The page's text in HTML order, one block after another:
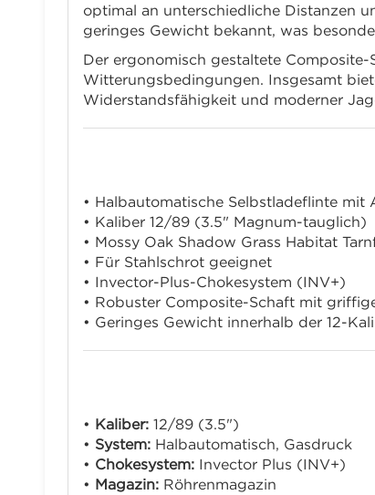
optimal an unterschiedliche Distanzen
geringes Gewicht bekannt, was
Der ergonomisch gestaltete
Witterungsbedingungen. Insgesamt
Widerstandsfähigkeit und moderner
• Halbautomatische Selbstladeflinte mit
• Kaliber 12/89 (3.5" Magnum-tauglich)
• Mossy Oak Shadow Grass Habitat
• Für Stahlschrot geeignet
• Invector-Plus-Chokesystem (INV+)
• Robuster Composite-Schaft mit
• Geringes Gewicht innerhalb der 12-
• Kaliber:12/89 (3.5")
• System:Halbautomatisch, Gasdruck
• Chokesystem:Invector Plus (INV+)
• Magazin:Röhrenmagazin